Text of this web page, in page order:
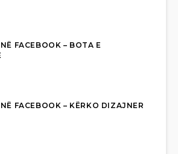
FACEBOOK – BOTA E
FACEBOOK – KËRKO DIZAJNER